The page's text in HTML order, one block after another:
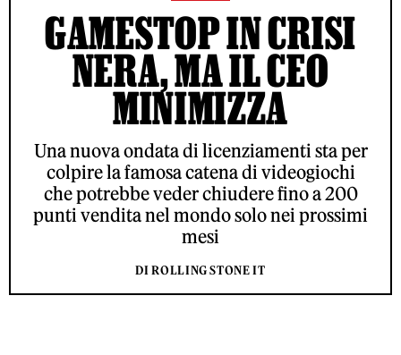
GAMESTOP IN CRISI
NERA, MA IL CEO
MINIMIZZA
Una nuova ondata di licenziamenti sta per
colpire la famosa catena di videogiochi
che potrebbe veder chiudere fino a 200
punti vendita nel mondo solo nei prossimi
mesi
DI ROLLING STONE IT